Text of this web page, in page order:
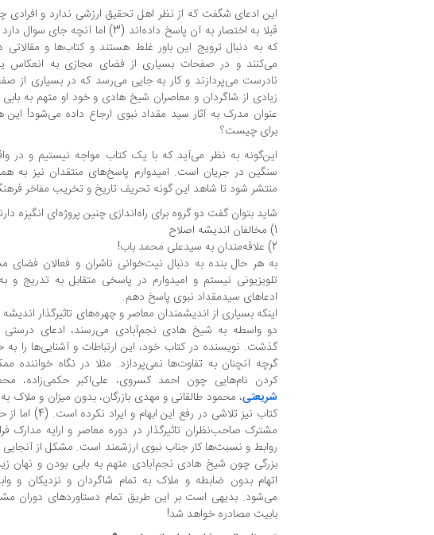
این ادعای شگفت که از نظر اهل تحقیق ارزشی ندارد و افرادی
قبلا به اختصار به آن پاسخ داده‌اند (3) اما
که به دنبال ترویج این باور غلط هستند و کتاب‌ها و مقالاتی
می‌کنند و در صفحات بسیاری از فضای مجازی به انعکاس
نادرست می‌پردازند و کار به جایی می‌رسد که در بسیاری از
زیادی از شاگردان و معاصران شیخ هادی و خود او متهم به
عنوان مدرک به آثار سید مقداد نبوی ارجاع داده می‌شود!
برای چیست؟
این‌گونه به نظر می‌آید که با یک کتاب مواجه نیستیم و در
سنگین در جریان است. امیدوارم پاسخ‌های منتقدان نیز
منتشر شود تا شاهد این گونه تحریف تاریخ و تخریب مفاخر
شاید بتوان گفت دو گروه برای راه‌اندازی چنین پروژه‌ای انگیزه
1) مخالفان اندیشه اصلاح
2) علاقه‌مندان به سیدعلی محمد باب!
به هر حال بنده به دنبال نیت‌خوانی ناشران و فعالان فضای
تلویزیونی نیستم و امیدوارم در پاسخی متقابل به تدریج
ادعاهای سیدمقداد نبوی پاسخ دهم.
اینکه بسیاری از اندیشمندان معاصر و چهره‌های تاثیرگذار
دو واسطه به شیخ هادی نجم‌آبادی می‌رسند، ادعای درستی
گذشت. نویسنده در کتاب خود، این ارتباطات و آشنایی‌ها را
گرچه آنچنان به تفاوت‌ها نمی‌پردازد. مثلا در نگاه
کردن نام‌هایی چون احمد کسروی، علی‌اکبر حکمی‌زاده،
شریعتی، محمود طالقانی و مهدی بازرگان، بدون میزان و ملاک
کتاب نیز تلاشی در رفع
مشترک صاحب‌نظران تاثیرگذار در دوره معاصر و ارایه مدارک
روابط و نسبت‌ها کار جناب نبوی ارزشمند است. مشکل از آنجایی
بزرگی چون شیخ هادی نجم‌آبادی متهم به بابی بودن و نهان
اتهام بدون ضابطه و ملاک به تمام شاگردان و نزدیکان و
می‌شود. بدیهی است بر این طریق تمام دستاوردهای دوران
بابیت مصادره خواهد شد!